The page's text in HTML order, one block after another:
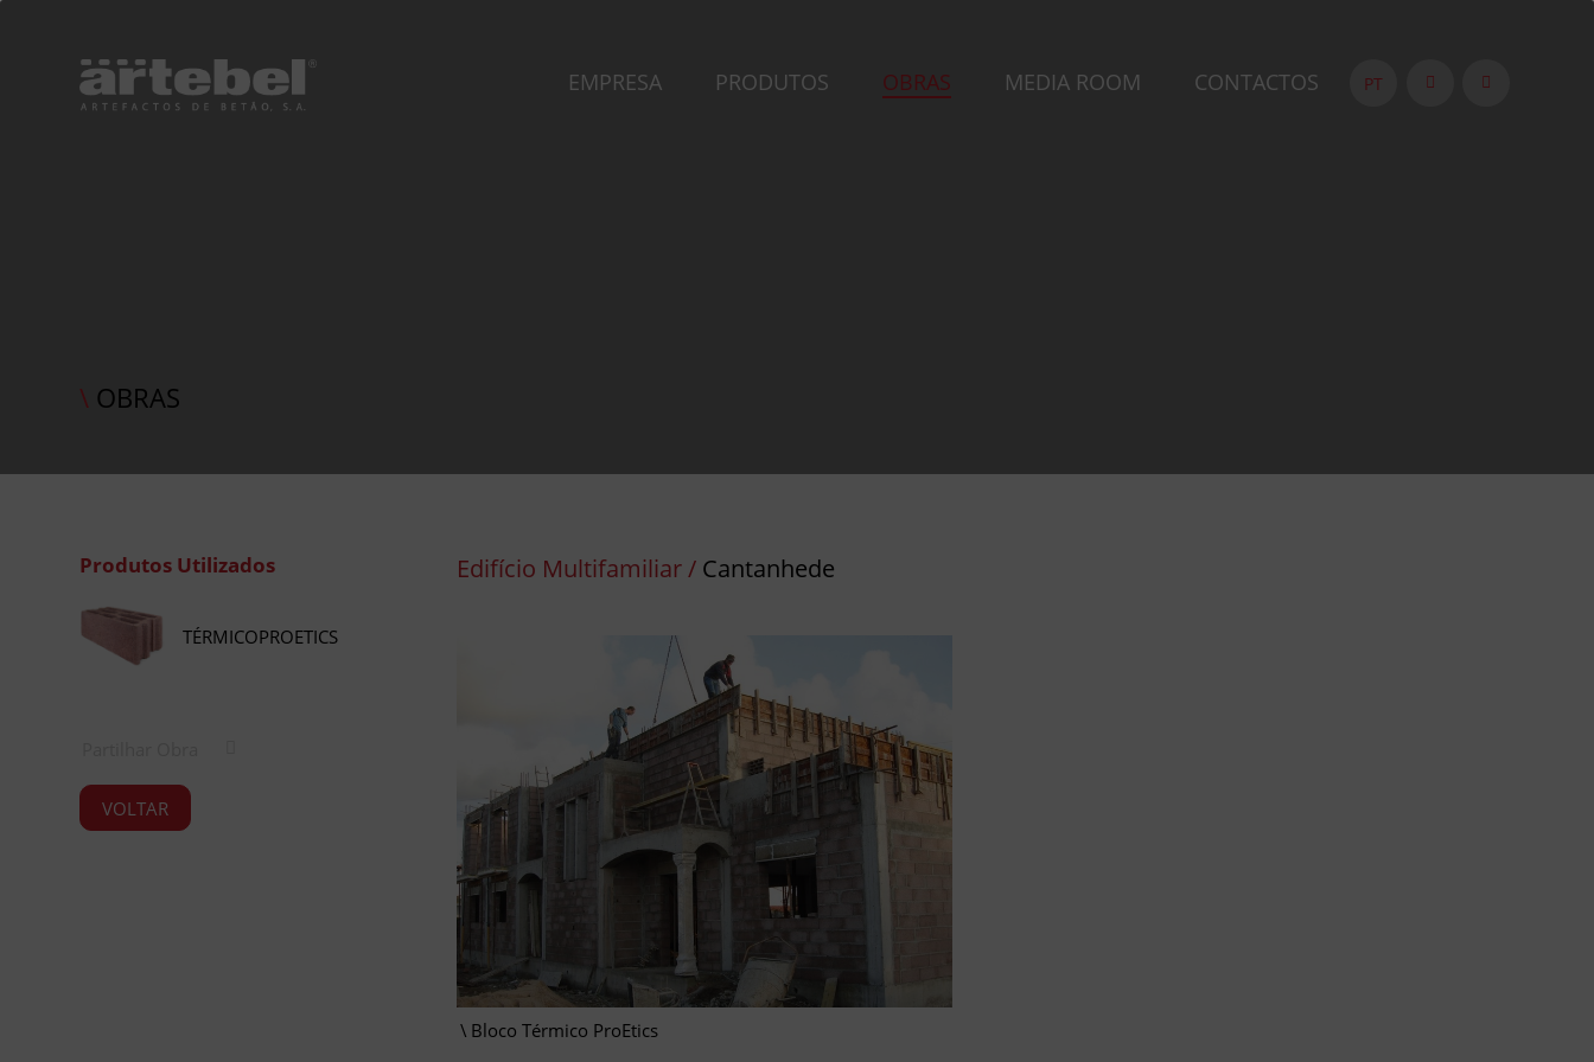
EMPRESA PRODUTOS OBRAS MEDIA ROOM CONTACTOS PT
\ OBRAS
Produtos Utilizados
TÉRMICOPROETICS
VOLTAR
Edifício Multifamiliar /Cantanhede
Bloco Térmico ProEtics